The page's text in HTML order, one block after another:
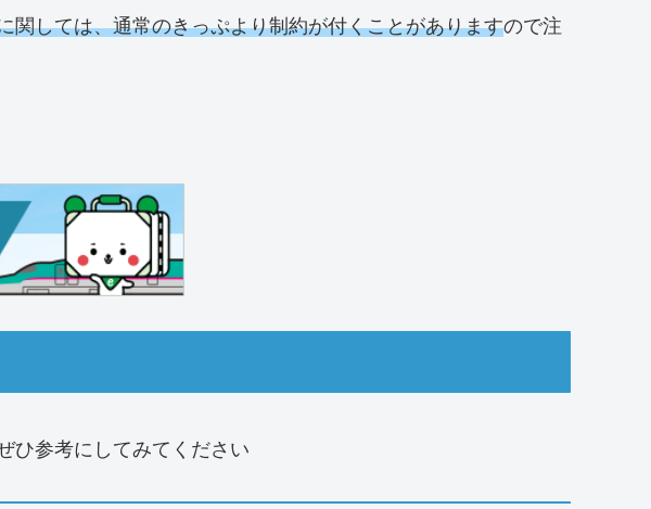
関しては、通常のきっぷより制約が付くことがありますので注
ひ参考にしてみてください